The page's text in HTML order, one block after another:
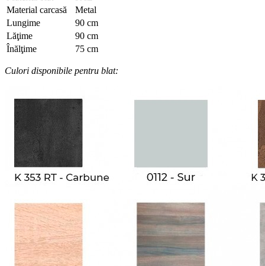
Material carcasă
Metal
Lungime
90 cm
Lăţime
90 cm
Înălţime
75 cm
Culori disponibile pentru blat: